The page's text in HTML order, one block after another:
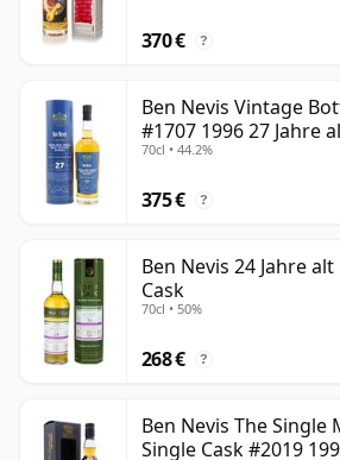
370 € ?
Ben Nevis Vintage
#1707 1996 27 Jahre
70cl • 44.2%
375 € ?
Ben Nevis 24 Jahre
Cask
70cl • 50%
268 € ?
Ben Nevis The Single
Single Cask #2019